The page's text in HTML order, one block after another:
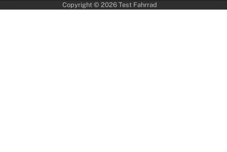
Copyright © 2026 Test Fahrrad